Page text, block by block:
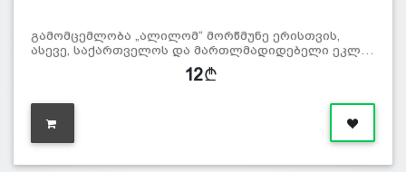
გამომცემლობა „ალილომ“ მორწმუნე ერისთვის,
ასევე, საქართველოს და მართლმადიდებელი ეკლ…
12